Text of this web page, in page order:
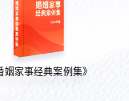
姻家事经典案例集》